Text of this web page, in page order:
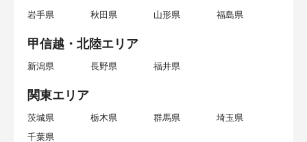
岩手県 秋田県 山形県 福島県
甲信越・北陸エリア
新潟県 長野県 福井県
関東エリア
茨城県 栃木県 群馬県
埼玉県
千葉県